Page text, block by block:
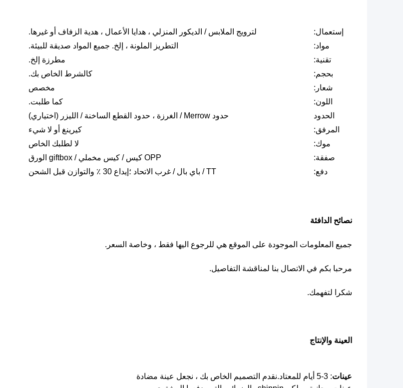
إستعمال:
لترويج الملابس / الديكور المنزلي ، هدايا الأعمال ، هدية الزفاف أو غيرها.
مواد:
التطريز الملونة ، إلخ. جميع المواد صديقة للبيئة.
تقنية:
مطرزة إلخ.
بحجم:
كالشرط الخاص بك.
شعار:
مخصص
اللون:
كما طلبت.
الحدود
حدود Merrow / الغرزة ، حدود القطع الساخنة / الليزر (اختياري)
المرفق:
كيرينغ أو لا شيء
موك:
لا لطلبك الخاص
صفقة:
OPP كيس / كيس مخملي / giftbox الورق
دفع:
TT / باي بال / غرب الاتحاد ؛إيداع 30 ٪ والتوازن قبل الشحن
نصائح الدافئة
جميع المعلومات الموجودة على الموقع هي للرجوع اليها فقط ، وخاصة السعر.
مرحبا بكم في الاتصال بنا لمناقشة التفاصيل.
شكرا لتفهمك.
العينة والإنتاج
عينات: 3-5 أيام للمعتاد.نقدم التصميم الخاص بك ، نجعل عينة مضادة